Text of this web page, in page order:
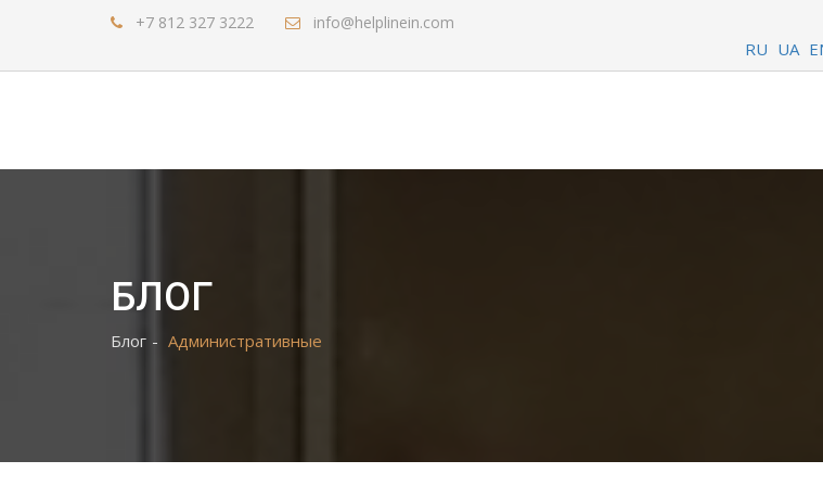
+7 812 327 3222 info@helplinein.com
RU UA
БЛОГ
Блог Административные